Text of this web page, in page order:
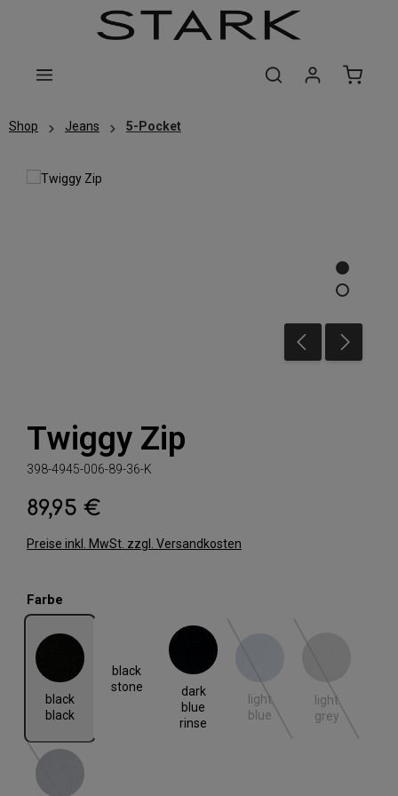
Zum Hauptinhalt springen
Shop Jeans 5-Pocket
Twiggy Zip
398-4945-006-89-36-K
Regulärer Preis:
89,95 €
Preise inkl. MwSt. zzgl. Versandkosten
Farbe
black
black
black black
black
stone
dark
blue
rinse
dark blue rinse
light
blue
(Diese Option ist zurzeit
light
grey
(Diese
rinse blue